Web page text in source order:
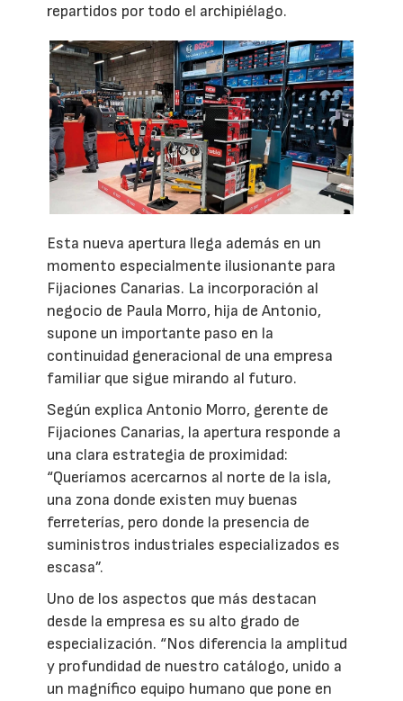
repartidos por todo el archipiélago.
Esta nueva apertura llega además en un
momento especialmente ilusionante para
Fijaciones Canarias. La incorporación al
negocio de Paula Morro, hija de Antonio,
supone un importante paso en la
continuidad generacional de una empresa
familiar que sigue mirando al futuro.
Según explica Antonio Morro, gerente de
Fijaciones Canarias, la apertura responde a
una clara estrategia de proximidad:
“Queríamos acercarnos al norte de la isla,
una zona donde existen muy buenas
ferreterías, pero donde la presencia de
suministros industriales especializados es
escasa”.
Uno de los aspectos que más destacan
desde la empresa es su alto grado de
especialización. “Nos diferencia la amplitud
y profundidad de nuestro catálogo, unido a
un magnífico equipo humano que pone en